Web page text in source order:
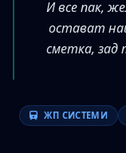
И все пак,
остават
сметка, зад
ЖП СИСТЕМИ